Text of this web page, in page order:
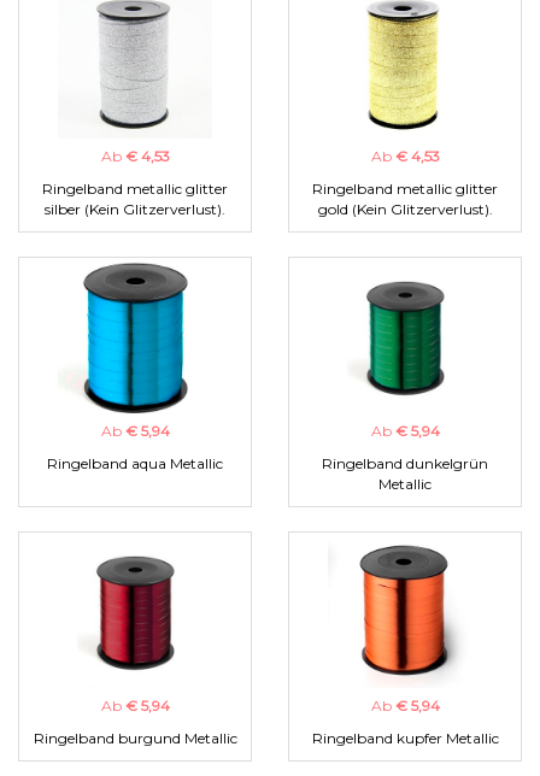
Ab € 4,53
Ringelband metallic glitter
silber (Kein Glitzerverlust).
Ab € 4,53
Ringelband metallic glitter
gold (Kein Glitzerverlust).
Ab € 5,94
Ringelband aqua Metallic
Ab € 5,94
Ringelband dunkelgrün
Metallic
Ab € 5,94
Ringelband burgund Metallic
Ab € 5,94
Ringelband kupfer Metallic